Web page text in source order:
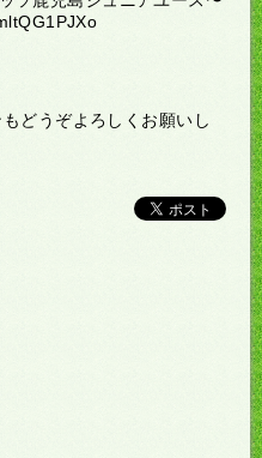
どうぞよろしくお願いし